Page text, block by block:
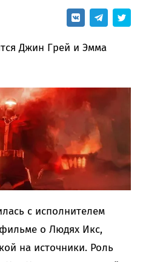
Джин Грей и Эмма
с исполнителем
о Людях Икс,
на источники. Роль